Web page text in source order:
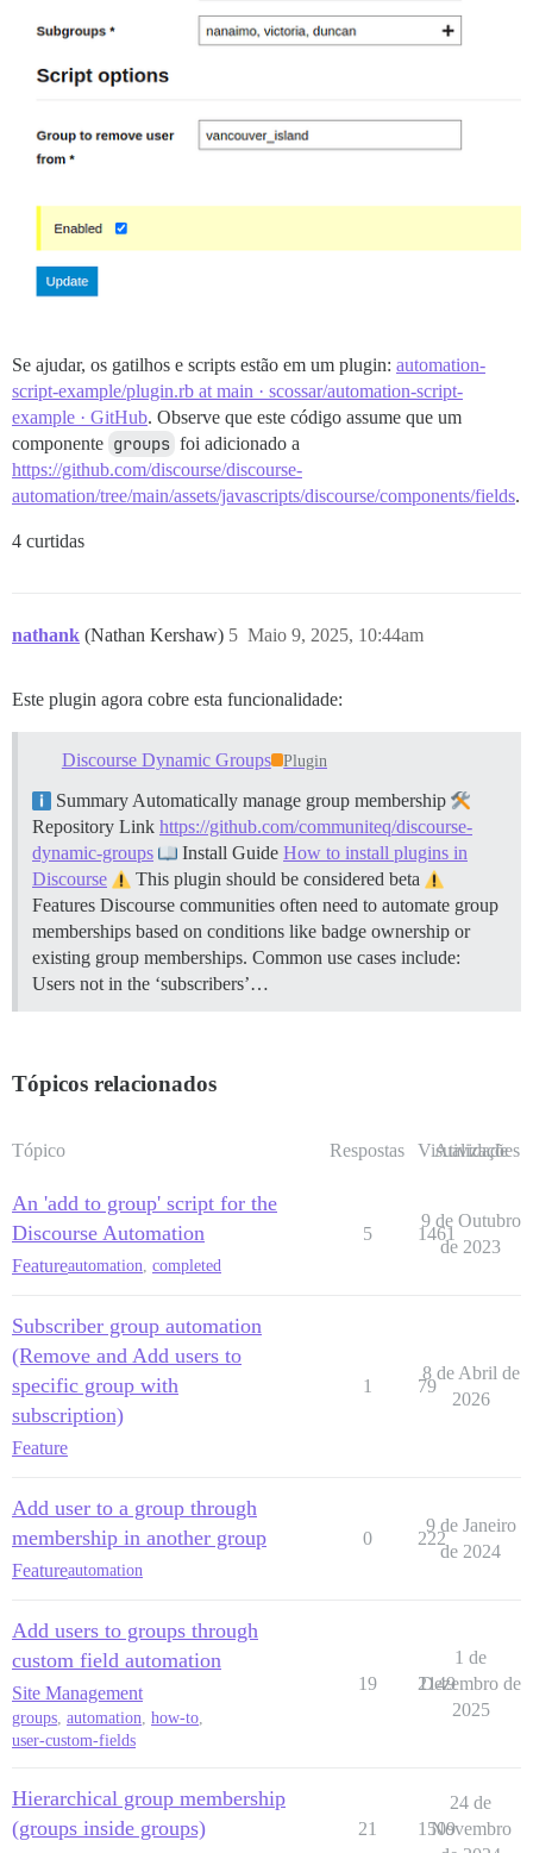
Se ajudar, os gatilhos e scripts estão em um plugin: automation-
script-example/plugin.rb at main · scossar/automation-script-
example · GitHub. Observe que este código assume que um
componente groups foi adicionado a
https://github.com/discourse/discourse-
automation/tree/main/assets/javascripts/discourse/components/fields.
4 curtidas
nathank (Nathan Kershaw) Maio 9, 2025, 10:44am
5
Este plugin agora cobre esta funcionalidade:
Discourse Dynamic Groups Plugin
Summary Automatically manage group membership
Repository Link https://github.com/communiteq/discourse-
dynamic-groups
Install Guide How to install plugins in
Discourse
This plugin should be considered beta
Features Discourse communities often need to automate group
memberships based on conditions like badge ownership or
existing group memberships. Common use cases include:
Users not in the ‘subscribers’…
Tópicos relacionados
Tópico Respostas Visualizações
Atividade
An 'add to group' script for the
Discourse Automation
Featureautomation, completed
5 1461
9 de Outubro
de 2023
Subscriber group automation
(Remove and Add users to
specific group with
subscription)
Feature
1 79
8 de Abril de
2026
Add user to a group through
membership in another group
Featureautomation
0 222
9 de Janeiro
de 2024
Add users to groups through
custom field automation
Site Management
groups automation how-to
user-custom-fields
19 2149
1 de
Dezembro de
2025
Hierarchical group membership
(groups inside groups)
21 1509
24 de
Novembro